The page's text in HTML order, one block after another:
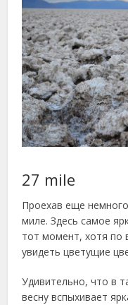
27 mile
Проехав еще
миле. Здесь самое
тот момент, хотя по
увидеть цветущие
Удивительно, что в
весну вспыхивает